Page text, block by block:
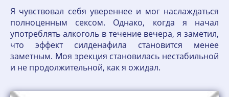
Я чувствовал себя увереннее и мог наслаждаться
полноценным сексом. Однако, когда я начал
употреблять алкоголь в течение вечера, я заметил,
что эффект силденафила становится менее
заметным. Моя эрекция становилась нестабильной
и не продолжительной, как я ожидал.